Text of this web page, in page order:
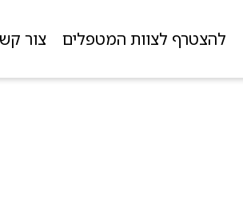
להצטרף לצוות המטפלים צור